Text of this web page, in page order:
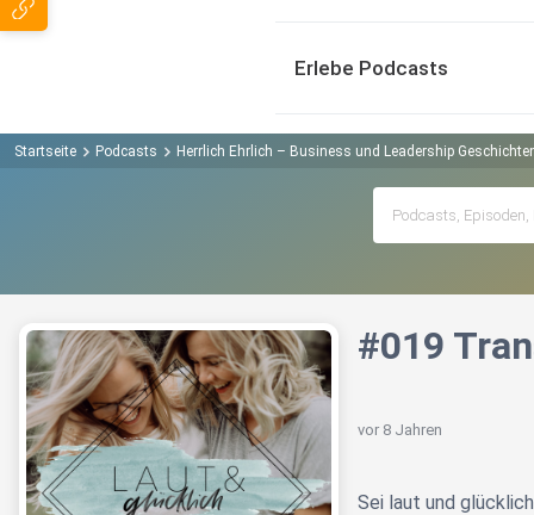
Erlebe Podcasts
Startseite Podcasts Herrlich Ehrlich – Business und Leadership
#019
vor 8 Jahren
Sei laut und glücklich